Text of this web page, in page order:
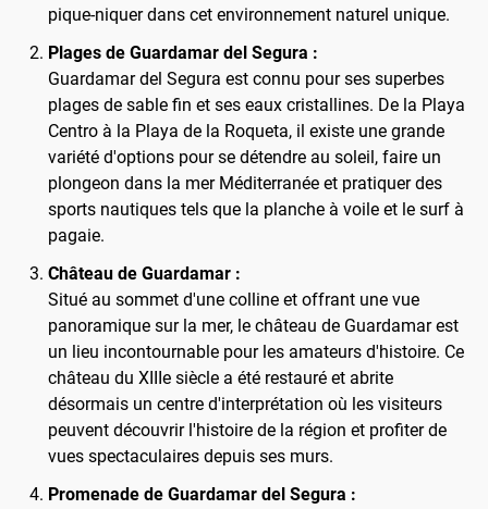
pique-niquer dans cet environnement naturel unique.
Plages de Guardamar del Segura :
Guardamar del Segura est connu pour ses superbes
plages de sable fin et ses eaux cristallines. De la Playa
Centro à la Playa de la Roqueta, il existe une grande
variété d'options pour se détendre au soleil, faire un
plongeon dans la mer Méditerranée et pratiquer des
sports nautiques tels que la planche à voile et le surf à
pagaie.
Château de Guardamar :
Situé au sommet d'une colline et offrant une vue
panoramique sur la mer, le château de Guardamar est
un lieu incontournable pour les amateurs d'histoire. Ce
château du XIIIe siècle a été restauré et abrite
désormais un centre d'interprétation où les visiteurs
peuvent découvrir l'histoire de la région et profiter de
vues spectaculaires depuis ses murs.
Promenade de Guardamar del Segura :